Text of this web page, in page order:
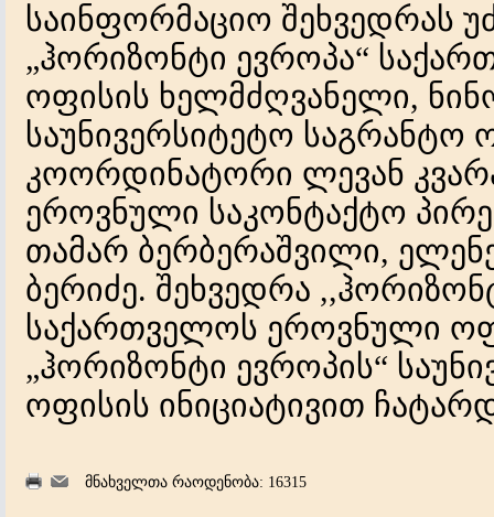
საინფორმაციო შეხვედრას
„ჰორიზონტი ევროპა“
ოფისის ხელმძღვანელი,
საუნივერსიტეტო საგრანტო
კოორდინატორი ლევან
ეროვნული საკონტაქტო
თამარ ბერბერაშვილი,
ბერიძე. შეხვედრა
საქართველოს ეროვნული
„ჰორიზონტი ევროპის“
ოფისის ინიციატივით
მნახველთა რაოდენობა: 16315